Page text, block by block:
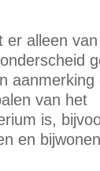
alleen
aanmerking
van het
is,
en